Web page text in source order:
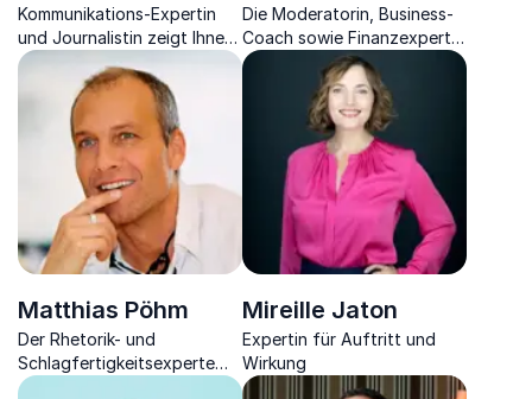
Kommunikations-Expertin
und Journalistin zeigt Ihnen,
die Notwendigkeit von
zielorientierter
Kommunikation
Die Moderatorin, Business-
Coach sowie Finanzexpertin
blickt auf den
Zusammenhang von
Finanzgeschäfte &
Digitalisierung
Matthias Pöhm
Der Rhetorik- und
Schlagfertigkeitsexperte
hilft Ihnen, immer die
Mireille Jaton
Expertin für Auftritt und
Wirkung